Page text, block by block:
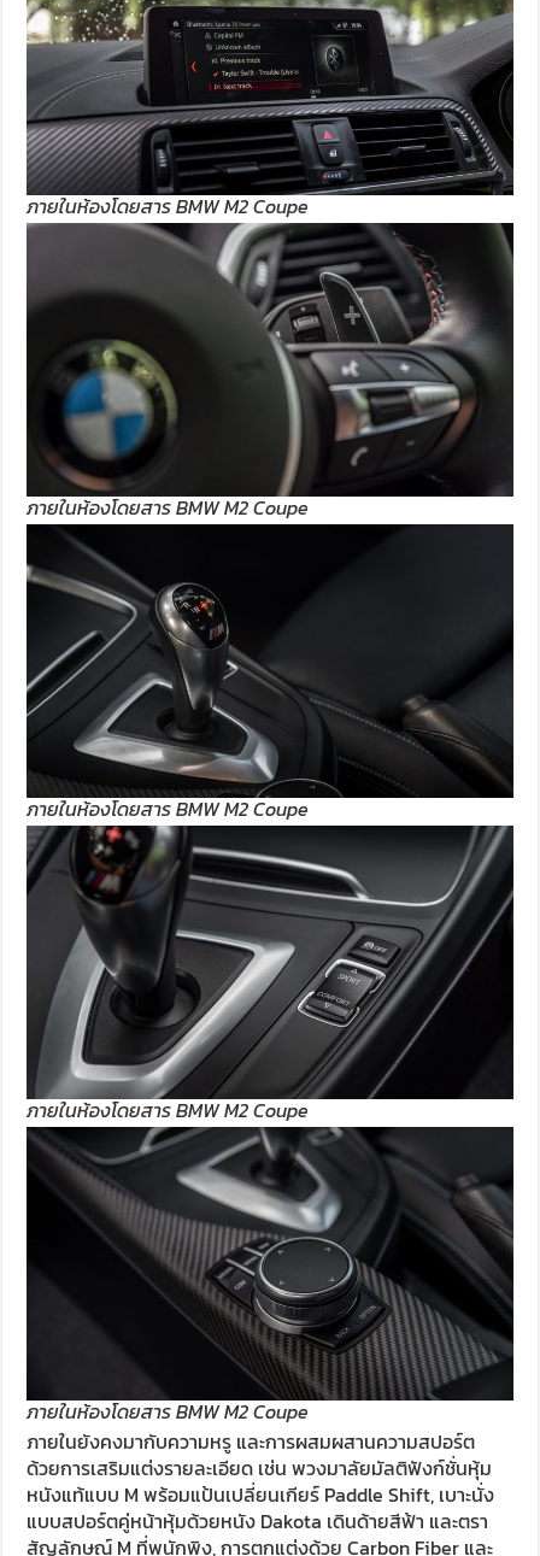
ภายในห้องโดยสาร BMW M2 Coupe
ภายในห้องโดยสาร BMW M2 Coupe
ภายในห้องโดยสาร BMW M2 Coupe
ภายในห้องโดยสาร BMW M2 Coupe
ภายในห้องโดยสาร BMW M2 Coupe
ภายในยังคงมากับความหรู และการผสมผสานความสปอร์ต
ด้วยการเสริมแต่งรายละเอียด เช่น พวงมาลัยมัลติฟังก์ชั่นหุ้ม
หนังแท้แบบ M พร้อมแป้นเปลี่ยนเกียร์ Paddle Shift, เบาะนั่ง
แบบสปอร์ตคู่หน้าหุ้มด้วยหนัง Dakota เดินด้ายสีฟ้า และตรา
สัญลักษณ์ M ที่พนักพิง, การตกแต่งด้วย Carbon Fiber และ